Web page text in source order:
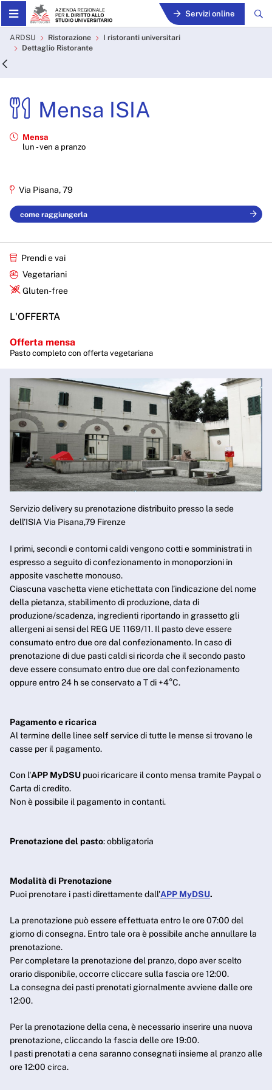
Skip to Main Content Servizi online
Mensa ISIA - ARDSU
ARDSU Ristorazione
I ristoranti universitari
Dettaglio Ristorante
Mensa ISIA
Mensa
lun - ven a pranzo
Via Pisana, 79
come raggiungerla
Prendi e vai
Vegetariani
Gluten-free
L'OFFERTA
Offerta mensa
Pasto completo con offerta vegetariana
Servizio delivery su prenotazione distribuito presso la sede
dell’ISIA Via Pisana,79 Firenze
I primi, secondi e contorni caldi vengono cotti e somministrati in
espresso a seguito di confezionamento in monoporzioni in
apposite vaschette monouso.
Ciascuna vaschetta viene etichettata con l’indicazione del nome
della pietanza, stabilimento di produzione, data di
produzione/scadenza, ingredienti riportando in grassetto gli
allergeni ai sensi del REG UE 1169/11. Il pasto deve essere
consumato entro due ore dal confezionamento. In caso di
prenotazione di due pasti caldi si ricorda che il secondo pasto
deve essere consumato entro due ore dal confezionamento
oppure entro 24 h se conservato a T di +4°C.
Pagamento e ricarica
Al termine delle linee self service di tutte le mense si trovano le
casse per il pagamento.
Con l'APP MyDSU puoi ricaricare il conto mensa tramite Paypal o
Carta di credito.
Non è possibile il pagamento in contanti.
Prenotazione del pasto: obbligatoria
Modalità di Prenotazione
Puoi prenotare i pasti direttamente dall'APP MyDSU.
La prenotazione può essere effettuata entro le ore 07:00 del
giorno di consegna. Entro tale ora è possibile anche annullare la
prenotazione.
Per completare la prenotazione del pranzo, dopo aver scelto
orario disponibile, occorre cliccare sulla fascia ore 12:00.
La consegna dei pasti prenotati giornalmente avviene dalle ore
12:00.
Per la prenotazione della cena, è necessario inserire una nuova
prenotazione, cliccando la fascia delle ore 19:00.
I pasti prenotati a cena saranno consegnati insieme al pranzo alle
ore 12:00 circa.